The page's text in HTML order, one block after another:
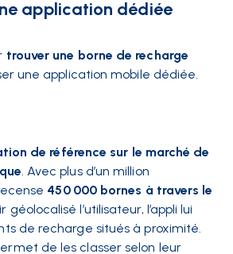
application dédiée
trouver une borne de recharge
une application mobile dédiée.
de référence sur le marché de
. Avec plus d’un million
450 000 bornes à travers le
géolocalisé l’utilisateur, l’appli lui
de recharge situés à proximité.
de les classer selon leur